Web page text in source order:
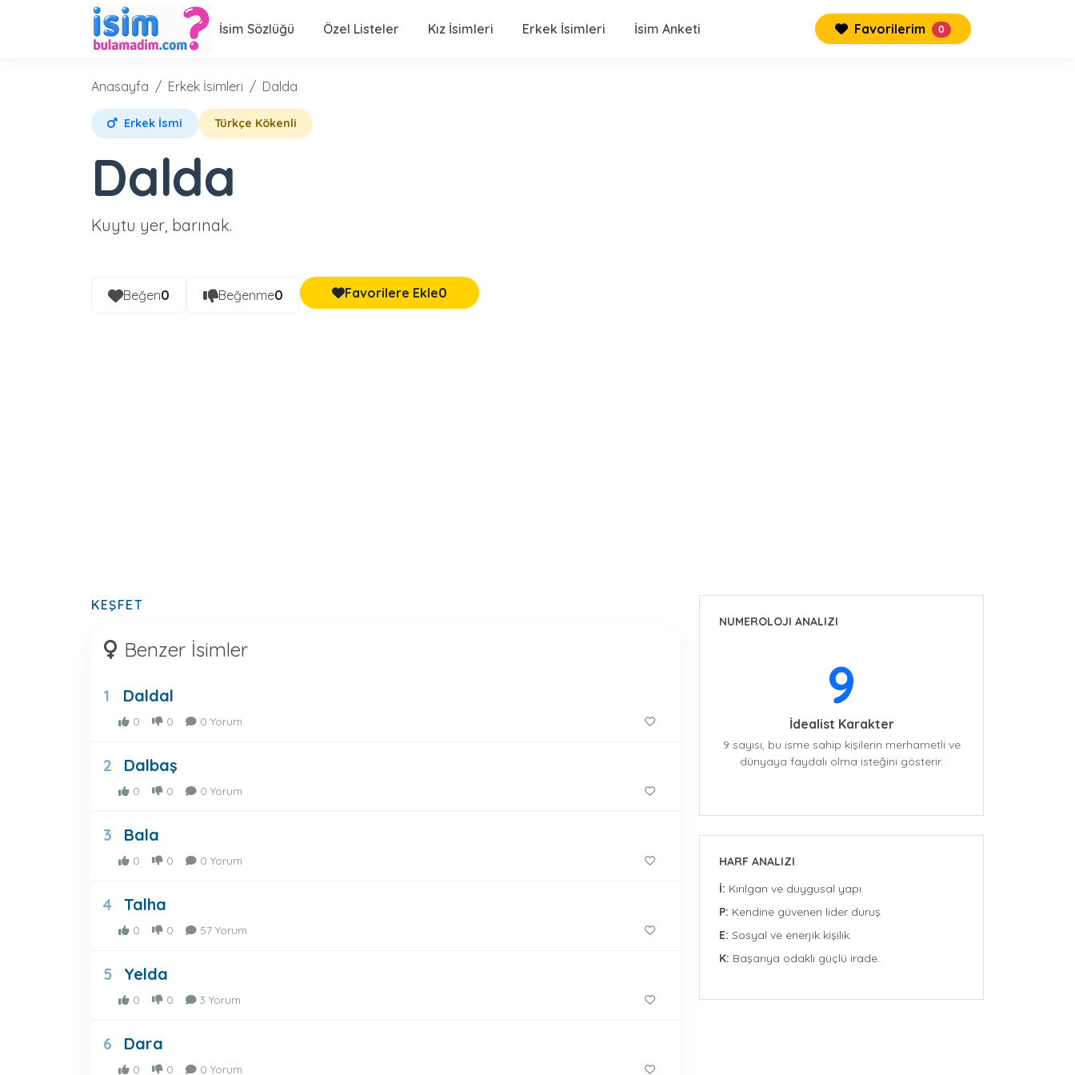
İsim Sözlüğü Özel Listeler Kız İsimleri Erkek İsimleri İsim Anketi Favorilerim 0
Anasayfa Erkek İsimleri Dalda
Erkek İsmi Türkçe Kökenli
Dalda
Kuytu yer, barınak.
Beğen0 Beğenme0 Favorilere Ekle0
KEŞFET
Benzer İsimler
1 Daldal
0 0 0 Yorum
2 Dalbaş
0 0 0 Yorum
3 Bala
0 0 0 Yorum
4 Talha
0 0 57 Yorum
5 Yelda
0 0 3 Yorum
6 Dara
0 0 0 Yorum
NUMEROLOJI ANALIZI
9
İdealist Karakter
9 sayısı, bu isme sahip kişilerin merhametli ve
dünyaya faydalı olma isteğini gösterir.
HARF ANALIZI
İ: Kırılgan ve duygusal yapı.
P: Kendine güvenen lider duruş.
E: Sosyal ve enerjik kişilik.
K: Başarıya odaklı güçlü irade.